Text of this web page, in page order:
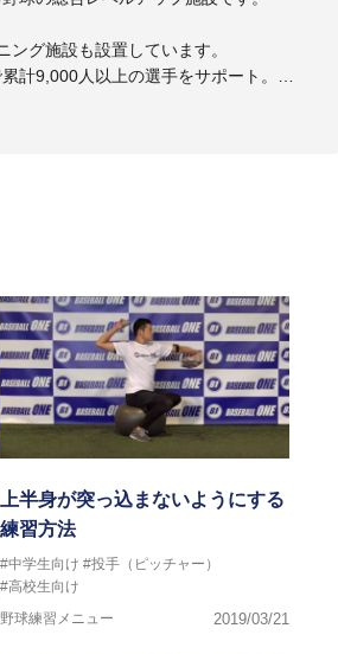
グ施設も設置しています。
計9,000人以上の選手をサポート。
上半身が突っ込まないようにする
練習方法
#中学生向け #投手（ピッチャー）
#高校生向け
野球練習メニュー
2019/03/21